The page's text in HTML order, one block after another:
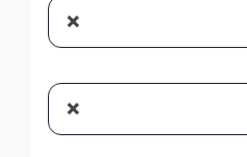
×
×